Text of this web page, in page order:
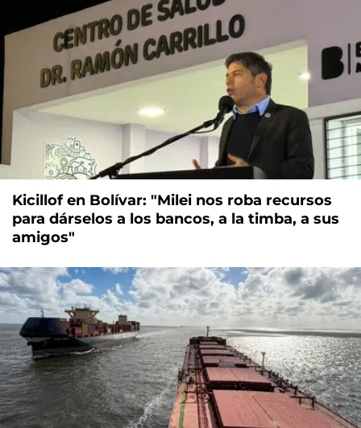
Kicillof en Bolívar: "Milei nos roba recursos
para dárselos a los bancos, a la timba, a sus
amigos"